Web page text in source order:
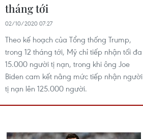
tháng tới
02/10/2020 07:27
Theo kế hoạch của Tổng thống Trump,
trong 12 tháng tới, Mỹ chỉ tiếp nhận tối đa
15.000 người tị nạn, trong khi ông Joe
Biden cam kết nâng mức tiếp nhận người
tị nạn lên 125.000 người.